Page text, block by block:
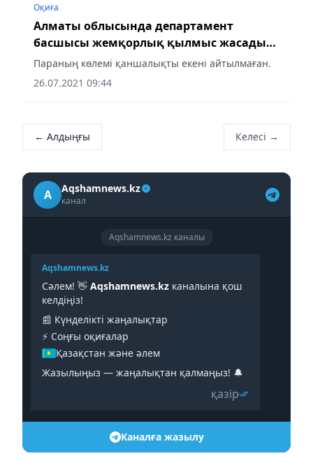
Оқиға
Алматы облысында департамент
басшысы жемқорлық қылмыс жасады
деген күдікке ілінді
Параның көлемі қаншалықты екені айтылмаған.
26.07.2021 09:44
← Алдыңғы Келесі →
A Aqshamnews.kz
канал
Aqshamnews.kz каналы
Aqshamnews.kz
Сәлем! 👋 Aqshamnews.kz каналына қош
келдіңіз!
📰 Күнделікті жаңалықтар
⚡️ Соңғы оқиғалар
Қазақстан және әлем
Жазылыңыз — жаңалықтан қалмаңыз! 🔔
қазір
Каналға жазылу